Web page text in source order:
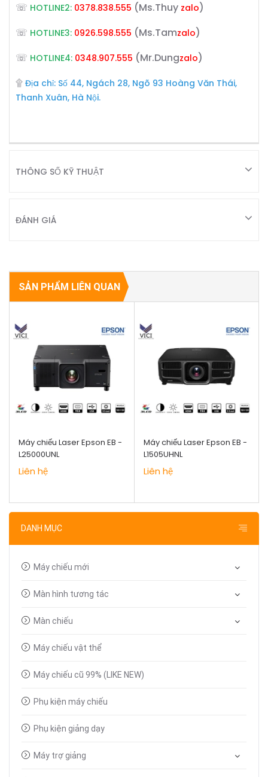
DANH MỤC
Máy chiếu mới
Màn hình tương tác
Màn chiếu
Máy chiếu vật thể
Máy chiếu cũ 99% (LIKE NEW)
Phụ kiện máy chiếu
Phụ kiện giảng dạy
Máy trợ giảng
☏ HOTLINE2: 0378.838.555 (Ms.Thuy zalo)
☏ HOTLINE3: 0926.598.555 (Ms.Tamzalo)
☏ HOTLINE4: 0348.907.555 (Mr.Dungzalo)
۩ Địa chỉ: Số 44, Ngách 28, Ngõ 93 Hoàng Văn Thái,
Thanh Xuân, Hà Nội.
THÔNG SỐ KỸ THUẬT
ĐÁNH GIÁ
SẢN PHẨM LIÊN QUAN
Máy chiếu Laser Epson EB -
L25000UNL
Liên hệ
Máy chiếu Laser Epson EB -
L1505UHNL
Liên hệ